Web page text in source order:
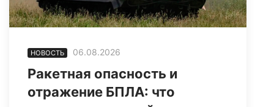
НОВОСТЬ 06.08.2026
Ракетная опасность и
отражение БПЛА: что